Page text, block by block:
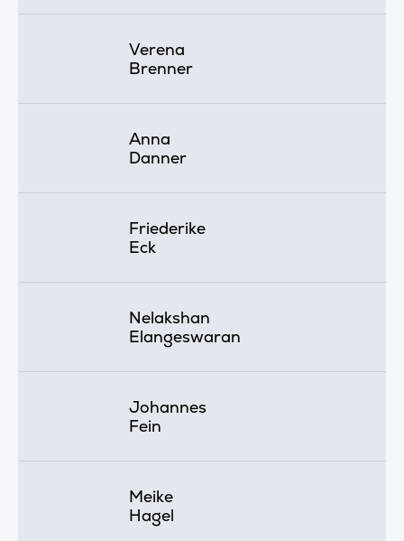
Verena
Brenner
Anna
Danner
Friederike
Eck
Nelakshan
Elangeswaran
Johannes
Fein
Meike
Hagel